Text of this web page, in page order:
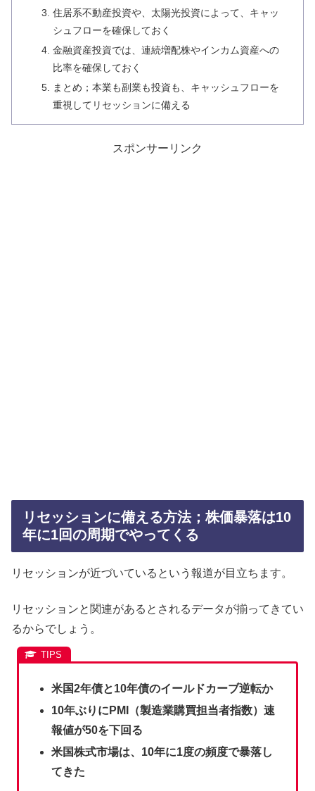
住居系不動産投資や、太陽光投資によって、キャッ
シュフローを確保しておく
金融資産投資では、連続増配株やインカム資産への
比率を確保しておく
まとめ；本業も副業も投資も、キャッシュフローを
重視してリセッションに備える
スポンサーリンク
リセッションに備える方法；株価暴落は10
年に1回の周期でやってくる
リセッションが近づいているという報道が目立ちます。
リセッションと関連があるとされるデータが揃ってきてい
るからでしょう。
米国2年債と10年債のイールドカーブ逆転か
10年ぶりにPMI（製造業購買担当者指数）速
報値が50を下回る
米国株式市場は、10年に1度の頻度で暴落し
てきた